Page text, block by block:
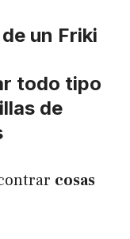
un Friki
todo tipo
de
cosas